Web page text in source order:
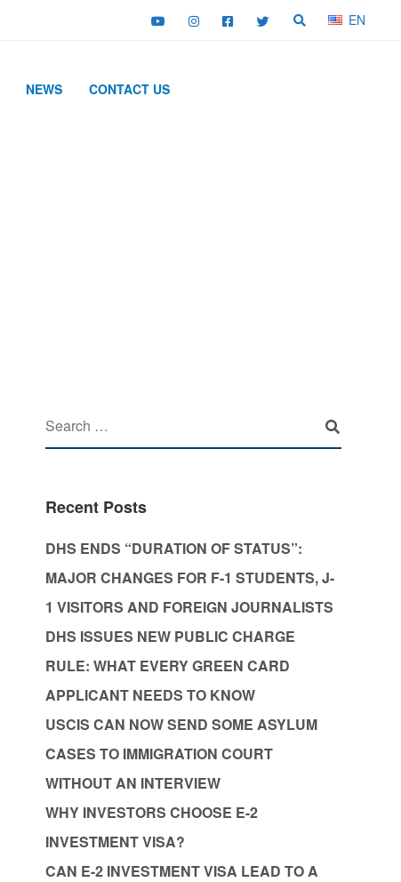
EN
NEWS CONTACT US
Recent Posts
DHS ENDS “DURATION OF STATUS”:
MAJOR CHANGES FOR F-1 STUDENTS, J-
1 VISITORS AND FOREIGN JOURNALISTS
DHS ISSUES NEW PUBLIC CHARGE
RULE: WHAT EVERY GREEN CARD
APPLICANT NEEDS TO KNOW
USCIS CAN NOW SEND SOME ASYLUM
CASES TO IMMIGRATION COURT
WITHOUT AN INTERVIEW
WHY INVESTORS CHOOSE E-2
INVESTMENT VISA?
CAN E-2 INVESTMENT VISA LEAD TO A